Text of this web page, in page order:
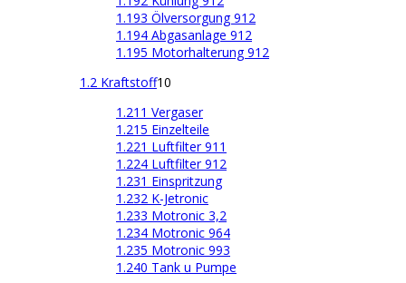
1.193 Ölversorgung 912
1.194 Abgasanlage 912
1.195 Motorhalterung 912
1.2 Kraftstoff10
1.211 Vergaser
1.215 Einzelteile
1.221 Luftfilter 911
1.224 Luftfilter 912
1.231 Einspritzung
1.232 K-Jetronic
1.233 Motronic 3,2
1.234 Motronic 964
1.235 Motronic 993
1.240 Tank u Pumpe